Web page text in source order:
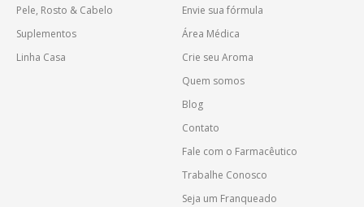
Pele, Rosto & Cabelo
Suplementos
Linha Casa
Envie sua fórmula
Área Médica
Crie seu Aroma
Quem somos
Blog
Contato
Fale com o Farmacêutico
Trabalhe Conosco
Seja um Franqueado